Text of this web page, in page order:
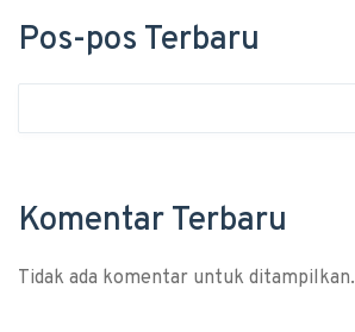
Pos-pos Terbaru
Komentar Terbaru
Tidak ada komentar untuk ditampilkan.